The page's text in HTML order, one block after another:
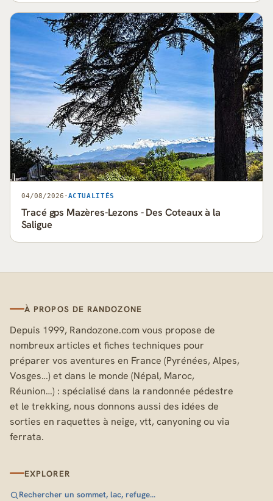
04/08/2026 · ACTUALITÉS
Tracé gps Mazères-Lezons - Des Coteaux à la
Saligue
À PROPOS DE RANDOZONE
Depuis 1999, Randozone.com vous propose de
nombreux articles et fiches techniques pour
préparer vos aventures en France (Pyrénées, Alpes,
Vosges…) et dans le monde (Népal, Maroc,
Réunion…) : spécialisé dans la randonnée pédestre
et le trekking, nous donnons aussi des idées de
sorties en raquettes à neige, vtt, canyoning ou via
ferrata.
EXPLORER
Rechercher un sommet, lac, refuge…